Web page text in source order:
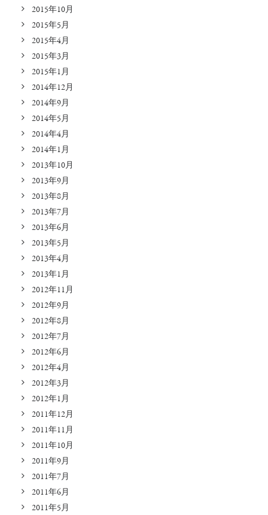
2015年10月
2015年5月
2015年4月
2015年3月
2015年1月
2014年12月
2014年9月
2014年5月
2014年4月
2014年1月
2013年10月
2013年9月
2013年8月
2013年7月
2013年6月
2013年5月
2013年4月
2013年1月
2012年11月
2012年9月
2012年8月
2012年7月
2012年6月
2012年4月
2012年3月
2012年1月
2011年12月
2011年11月
2011年10月
2011年9月
2011年7月
2011年6月
2011年5月